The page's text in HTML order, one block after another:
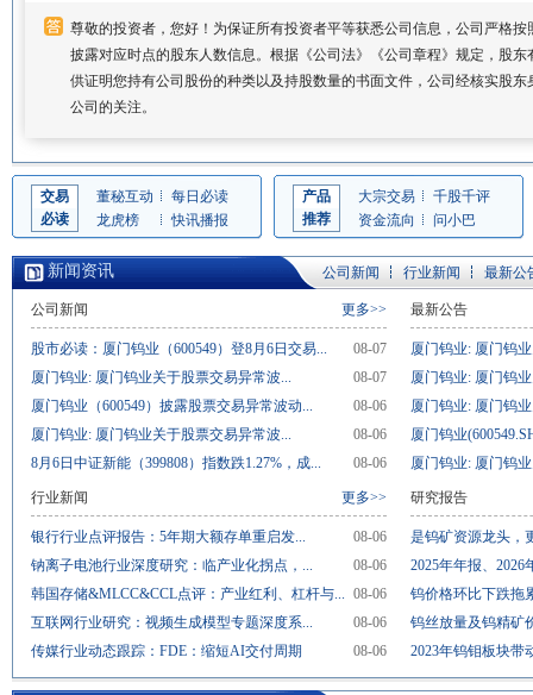
尊敬的投资者，您好！为保证所有投资者平等获悉公司信息，公司严格
披露对应时点的股东人数信息。根据《公司法》《公司章程》规定，股
供证明您持有公司股份的种类以及持股数量的书面文件，公司经核实股
公司的关注。
交易
必读
董秘互动
每日必读
龙虎榜
快讯播报
产品
推荐
大宗交易
千股千评
资金流向
问小巴
新闻资讯 公司新闻 行业新闻 最新公
更多>>
公司新闻
08-07
股市必读：厦门钨业（600549）登8月6日交易...
08-07
厦门钨业: 厦门钨业关于股票交易异常波...
08-06
厦门钨业（600549）披露股票交易异常波动...
08-06
厦门钨业: 厦门钨业关于股票交易异常波...
08-06
8月6日中证新能（399808）指数跌1.27%，成...
更多>>
行业新闻
08-06
银行行业点评报告：5年期大额存单重启发...
08-06
钠离子电池行业深度研究：临产业化拐点，...
08-06
韩国存储&MLCC&CCL点评：产业红利、杠杆与...
08-06
互联网行业研究：视频生成模型专题深度系...
08-06
传媒行业动态跟踪：FDE：缩短AI交付周期
最新公告
厦门钨业: 厦门钨
厦门钨业: 厦门钨
厦门钨业: 厦门钨
厦门钨业
厦门钨业: 厦门钨
研究报告
是钨矿资源龙头，
2025年年报、2026
钨价格环比下跌拖
钨丝放量及钨精矿
2023年钨钼板块带